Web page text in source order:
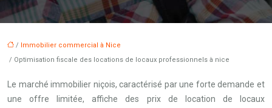
/ Immobilier commercial à Nice
/ Optimisation fiscale des locations de locaux professionnels à nice
Le marché immobilier niçois, caractérisé par une forte demande et
une offre limitée, affiche des prix de location de locaux